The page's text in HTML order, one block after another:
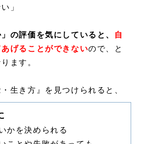
」
」の評価を気にしていると、
自
げることができないので、と
ます。
生き方』を見つけられると、
かを決められる